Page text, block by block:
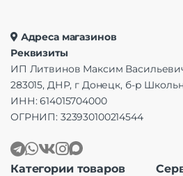
Адреса магазинов
Реквизиты
ИП Литвинов Максим
283015, ДНР, г Донецк, б-р
ИНН: 614015704000
ОГРНИП: 323930100214544
Категории товаров